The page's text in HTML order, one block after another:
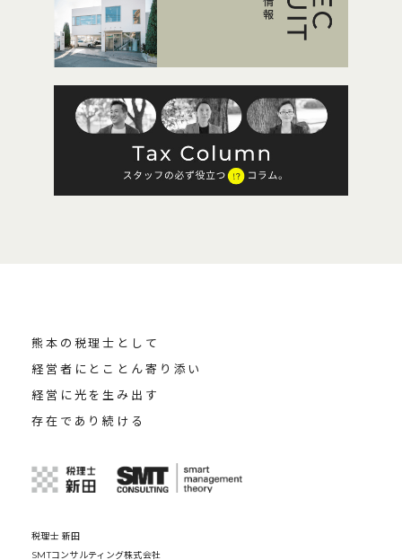
熊本の税理士として
経営者にとことん寄り添い
経営に光を生み出す
存在であり続ける
税理士 新田
SMTコンサルティング株式会社